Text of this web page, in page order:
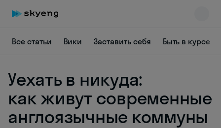
Все статьи Вики Заставить себя Быть в курсе
Уехать в никуда:
как живут современные
англоязычные коммуны